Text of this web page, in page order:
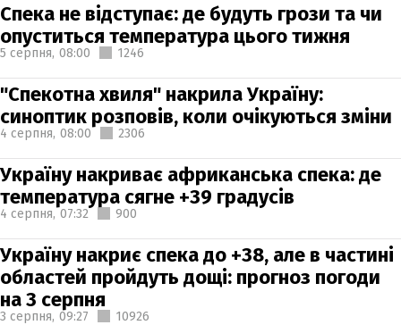
Спека не відступає: де будуть грози та чи
опуститься температура цього тижня
5 серпня, 08:00 1246
"Спекотна хвиля" накрила Україну:
синоптик розповів, коли очікуються зміни
4 серпня, 08:00 2306
Україну накриває африканська спека: де
температура сягне +39 градусів
4 серпня, 07:32 900
Україну накриє спека до +38, але в частині
областей пройдуть дощі: прогноз погоди
на 3 серпня
3 серпня, 09:27 10926